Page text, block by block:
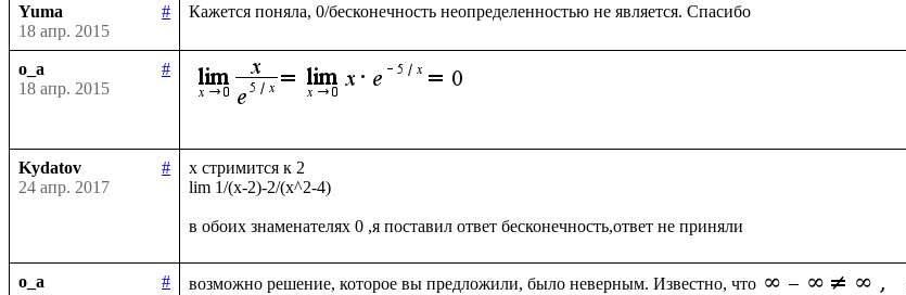
Yuma
#
18 апр. 2015
o_a
#
18 апр. 2015
Kydatov
#
24 апр. 2017
x стримится к 2
lim 1/(x-2)-2/(x^2-4)
o_a
#
возможно решение, которое вы предложили, было неверным. Известно, что